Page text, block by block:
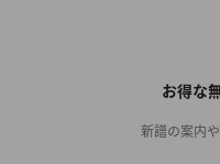
お得な
新譜の案内